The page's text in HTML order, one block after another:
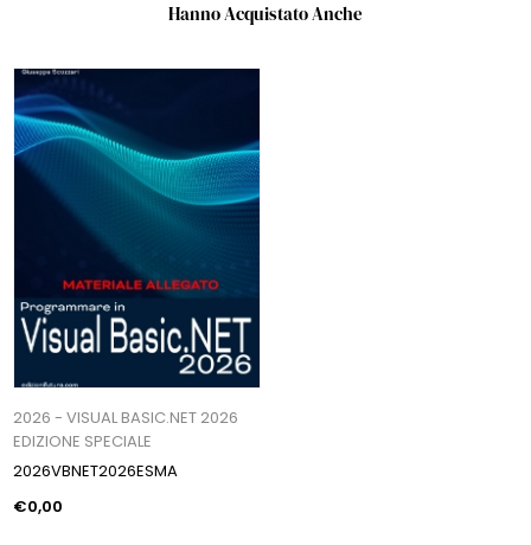
Hanno Acquistato Anche
2026 - VISUAL BASIC.NET 2026
EDIZIONE SPECIALE
2026VBNET2026ESMA
€0,00